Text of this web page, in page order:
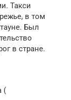
Такси
в том
Был
в стране.
(